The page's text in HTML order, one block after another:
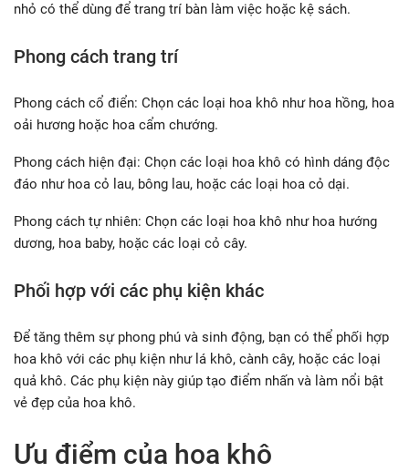
nhỏ có thể dùng để trang trí bàn làm việc hoặc kệ sách.
Phong cách trang trí
Phong cách cổ điển: Chọn các loại hoa khô như hoa hồng, hoa
oải hương hoặc hoa cẩm chướng.
Phong cách hiện đại: Chọn các loại hoa khô có hình dáng độc
đáo như hoa cỏ lau, bông lau, hoặc các loại hoa cỏ dại.
Phong cách tự nhiên: Chọn các loại hoa khô như hoa hướng
dương, hoa baby, hoặc các loại cỏ cây.
Phối hợp với các phụ kiện khác
Để tăng thêm sự phong phú và sinh động, bạn có thể phối hợp
hoa khô với các phụ kiện như lá khô, cành cây, hoặc các loại
quả khô. Các phụ kiện này giúp tạo điểm nhấn và làm nổi bật
vẻ đẹp của hoa khô.
Ưu điểm của hoa khô